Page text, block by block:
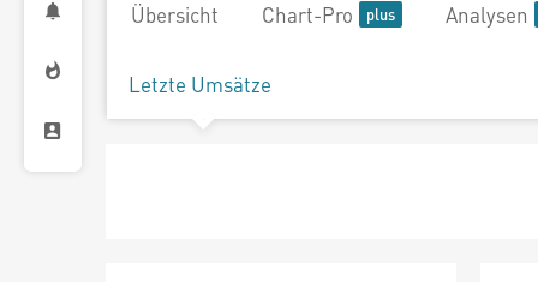
Übersicht Chart-Pro Analysen
Letzte Umsätze